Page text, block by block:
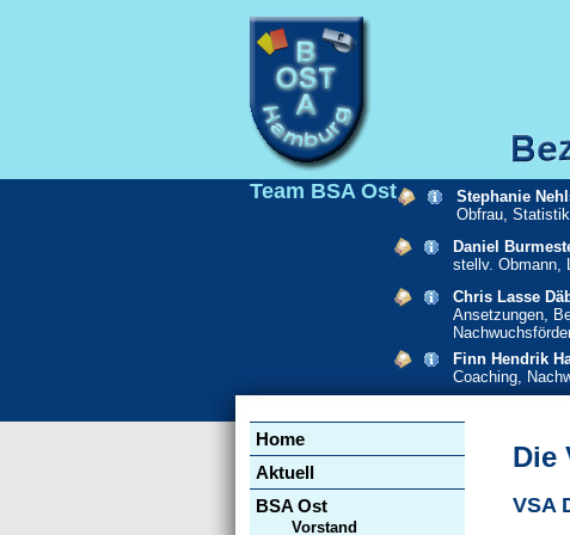
Team BSA Ost
Stephanie
Obfrau,
Daniel
stellv. Obmann,
Chris Lasse
Ansetzungen,
Finn Hendrik
Coaching,
Die
VSA
Navigation
überspringen
Home
Aktuell
BSA Ost
Vorstand